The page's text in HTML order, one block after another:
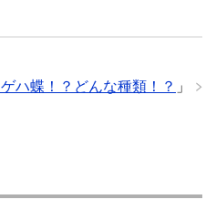
ハ蝶！？どんな種類！？ 」